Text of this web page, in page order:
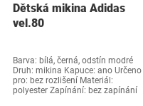
Dětská mikina Adidas
vel.80
Barva: bílá, černá, odstín modré
Druh: mikina Kapuce: ano Určeno
pro: bez rozlišení Materiál:
polyester Zapínání: bez zapínání